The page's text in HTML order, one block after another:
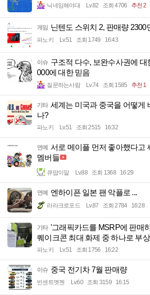
닉네임해야대 Lv.82 조회 4706 추천 2
게임 닌텐도 스위치 2, 판매량 2300
파노키 Lv.51 조회 1749 16:43
이슈 구조적 다수, 보완수사권에 대
000에 대한 믿음
질문하는사람 Lv.74 조회 1585 추천 1
기타 세계는 미국과 중국을 어떻게
나?
파노키 Lv.51 조회 2515 16:32
연예 서로 메이플 먼저 좋아했다고
멤버들
큐땁이알 Lv.88 조회 1368 16:29
연예 엔하이픈 일본 팬 악플로 ...
라라크로포드 Lv.87 조회 2784 16:28
기타 '그래픽카드를 MSRP에 판매
퀘이크콘 최대 화제 중 하나로 부상
파노키 Lv.51 조회 1756 16:22
이슈 중국 전기차 7월 판매량
빈센트멧젠 Lv.60 조회 3159 16:15